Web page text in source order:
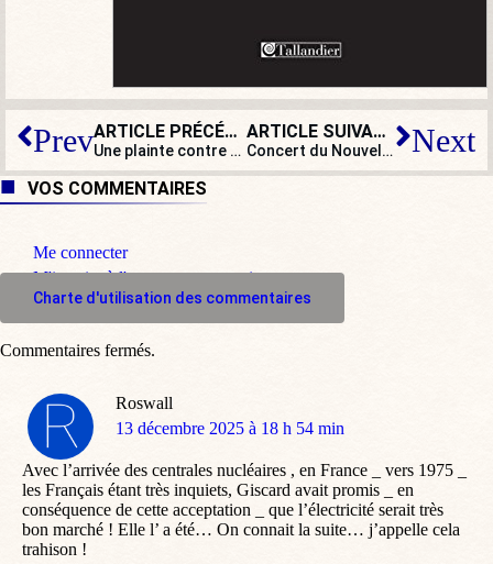
Prev ARTICLE PRÉCÉDENT
Une plainte contre Bardella : « Incroyable hasard ! »
ARTICLE SUIVANT
Concert du Nouvel An à Paris : annulé par crainte des supporters algériens ? Next
VOS COMMENTAIRES
Me connecter
M'inscrire à l'espace commentaire
Charte d'utilisation des commentaires
Roswall
dit
13 décembre 2025 à 18 h 54 min
Avec l’arrivée des centrales nucléaires , en France _ vers 1975 _
les Français étant très inquiets, Giscard avait promis _ en
conséquence de cette acceptation _ que l’électricité serait très
bon marché ! Elle l’ a été… On connait la suite… j’appelle cela
trahison !
Commentaires fermés.